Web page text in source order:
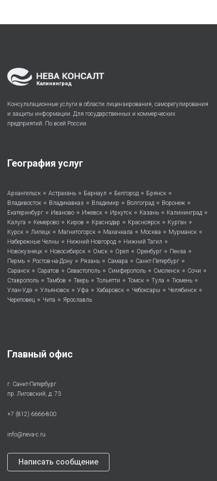
Калининград
Консультационные услуги в области лицензирования, саморегулирования
и защиты информации. Для государственных и коммерческих
предприятий. По всей России.
География услуг
Архангельск • Астрахань • Барнаул • Белгород • Брянск •
Владивосток • Владикавказ • Владимир • Волгоград • Воронеж •
Екатеринбург • Иваново • Ижевск • Иркутск • Казань • Калининград •
Калуга • Кемерово • Киров • Краснодар • Красноярск • Курган •
Курск • Липецк • Магнитогорск • Махачкала • Москва • Мурманск •
Набережные Челны • Нижний Новгород • Нижний Тагил •
Новокузнецк • Новосибирск • Омск • Орел • Оренбург • Пенза •
Пермь • Ростов-на-Дону • Рязань • Самара • Санкт-Петербург •
Саранск • Саратов • Севастополь • Симферополь • Смоленск • Сочи •
Ставрополь • Тамбов • Тверь • Тольятти • Томск • Тула • Тюмень •
Улан-Удэ • Ульяновск • Уфа • Хабаровск • Чебоксары • Челябинск •
Череповец • Чита • Ярославль
Главный офис
г. Санкт-Петербург
пр. Лиговский, д. 73
+7 (812) 6666-800
info@neva-c.ru
Написать сообщение